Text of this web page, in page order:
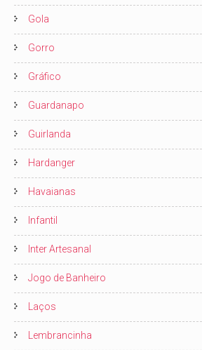
Gola
Gorro
Gráfico
Guardanapo
Guirlanda
Hardanger
Havaianas
Infantil
Inter Artesanal
Jogo de Banheiro
Laços
Lembrancinha